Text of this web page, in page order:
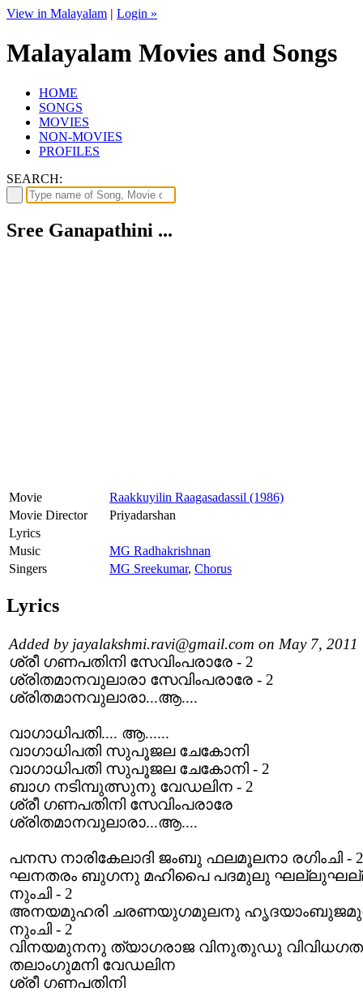
View in Malayalam | Login »
Malayalam Movies and Songs
HOME
SONGS
MOVIES
NON-MOVIES
PROFILES
SEARCH:
Sree Ganapathini ...
Movie
Raakkuyilin Raagasadassil (1986)
Movie Director
Priyadarshan
Lyrics
Music
MG Radhakrishnan
Singers
MG Sreekumar, Chorus
Lyrics
Added by jayalakshmi.ravi@gmail.com on May 7, 2011
ശ്രീ ഗണപതിനി സേവിംപരാരേ - 2
ശ്രിതമാനവുലാരാ സേവിംപരാരേ - 2
ശ്രിതമാനവുലാരാ...ആ....
വാഗാധിപതി.... ആ......
വാഗാധിപതി സുപൂജല ചേകോനി
വാഗാധിപതി സുപൂജല ചേകോനി - 2
ബാഗ നടിമ്പുത്സുനു വേഡലിന - 2
ശ്രീ ഗണപതിനി സേവിംപരാരേ
ശ്രിതമാനവുലാരാ...ആ....
പനസ നാരികേലാദി ജംബു ഫലമൂലനാ രഗിംചി - 2
ഘനതരം ബുഗനു മഹിപൈ പദമുലു
നുംചി - 2
അനയമുഹരി ചരണയുഗമുലനു
നുംചി - 2
വിനയമുനനു ത്യാഗരാജ വിനുതുഡു
തലാംഗുമനി വേഡലിന
ശ്രീ ഗണപതിനി